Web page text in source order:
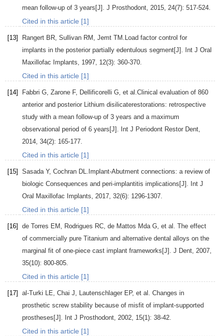
mean follow-up of 3 years[J]. J Prosthodont, 2015, 24(7): 517-524.
Cited in this article [1]
[13] Rangert BR, Sullivan RM , Jemt TM. Load factor control for
implants in the posterior partially edentulous segment[J]. Int J Oral
Maxillofac Implants, 1997, 12(3): 360-370.
Cited in this article [1]
[14] Fabbri G, Zarone F, Dellificorelli G, et al.Clinical evaluation of 860
anterior and posterior Lithium disilicaterestorations: retrospective
study with a mean follow-up of 3 years and a maximum
observational period of 6 years[J]. Int J Periodont Restor Dent,
2014, 34(2): 165-177.
Cited in this article [1]
[15] Sasada Y, Cochran DL. Implant-Abutment connections: a review of
biologic Consequences and peri-implantitis implications[J]. Int J
Oral Maxillofac Implants, 2017, 32(6): 1296-1307.
Cited in this article [1]
[16] de Torres EM , Rodrigues RC, de Mattos Mda G, et al. The effect
of commercially pure Titanium and alternative dental alloys on the
marginal fit of one-piece cast implant frameworks[J]. J Dent, 2007,
35(10): 800-805.
Cited in this article [1]
[17] al-Turki LE, Chai J, Lautenschlager EP, et al. Changes in
prosthetic screw stability because of misfit of implant-supported
prostheses[J]. Int J Prosthodont, 2002, 15(1): 38-42.
Cited in this article [1]